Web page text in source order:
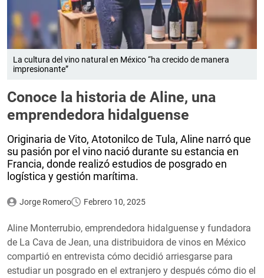
La cultura del vino natural en México “ha crecido de manera
impresionante”
Conoce la historia de Aline, una
emprendedora hidalguense
Originaria de Vito, Atotonilco de Tula, Aline narró que
su pasión por el vino nació durante su estancia en
Francia, donde realizó estudios de posgrado en
logística y gestión marítima.
Jorge Romero Febrero 10, 2025
Aline Monterrubio, emprendedora hidalguense y fundadora
de La Cava de Jean, una distribuidora de vinos en México
compartió en entrevista cómo decidió arriesgarse para
estudiar un posgrado en el extranjero y después cómo dio el